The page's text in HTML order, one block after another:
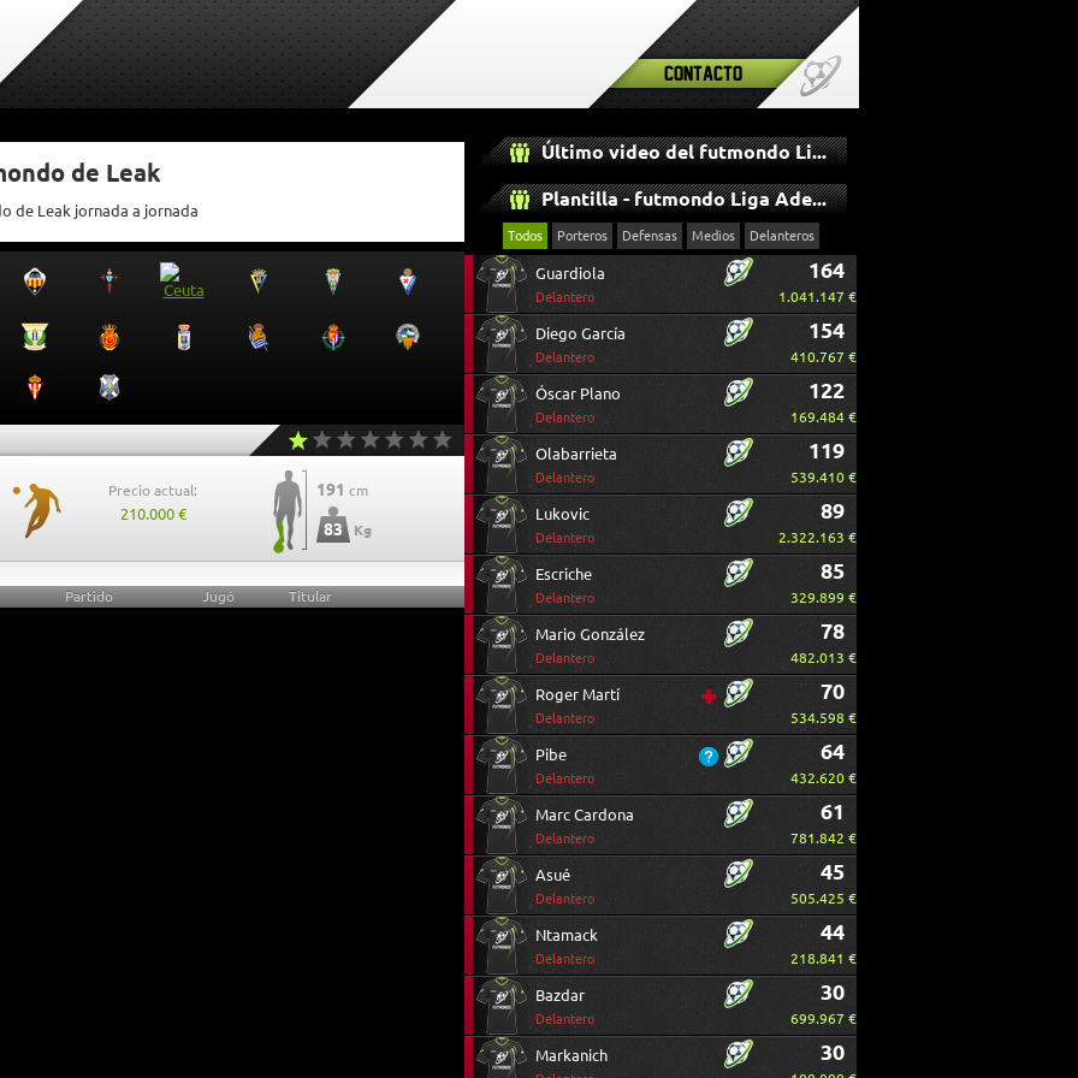
Contacto
de Leak
de Leak jornada a jornada
Precio actual:
210.000 €
191 cm
83 Kg
Partido Jugó Titular
Último video del futmondo Liga Adelante
Plantilla - futmondo Liga Adelante
Todos Porteros Defensas Medios Delanteros
Guardiola
Delantero
164
1.041.147 €
Diego García
Delantero
154
410.767 €
Óscar Plano
Delantero
122
169.484 €
Olabarrieta
Delantero
119
539.410 €
Lukovic
Delantero
89
2.322.163 €
Escriche
Delantero
85
329.899 €
Mario González
Delantero
78
482.013 €
Roger Martí
Delantero
70
534.598 €
Pibe
Delantero
64
432.620 €
Marc Cardona
Delantero
61
781.842 €
Asué
Delantero
45
505.425 €
Ntamack
Delantero
44
218.841 €
Bazdar
Delantero
30
699.967 €
Markanich 30